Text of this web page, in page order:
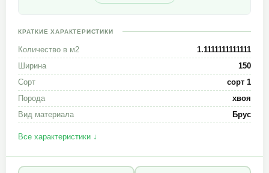
КРАТКИЕ ХАРАКТЕРИСТИКИ
Количество в м2
1.1111111111111
Ширина
150
Сорт
сорт 1
Порода
хвоя
Вид материала
Брус
Все характеристики ↓